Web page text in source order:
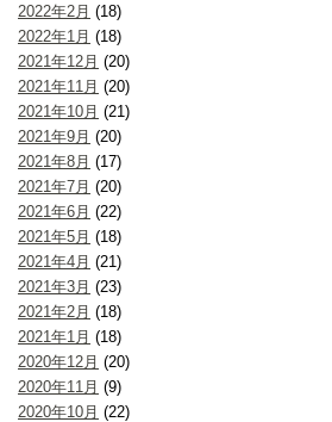
2022年2月 (18)
2022年1月 (18)
2021年12月 (20)
2021年11月 (20)
2021年10月 (21)
2021年9月 (20)
2021年8月 (17)
2021年7月 (20)
2021年6月 (22)
2021年5月 (18)
2021年4月 (21)
2021年3月 (23)
2021年2月 (18)
2021年1月 (18)
2020年12月 (20)
2020年11月 (9)
2020年10月 (22)